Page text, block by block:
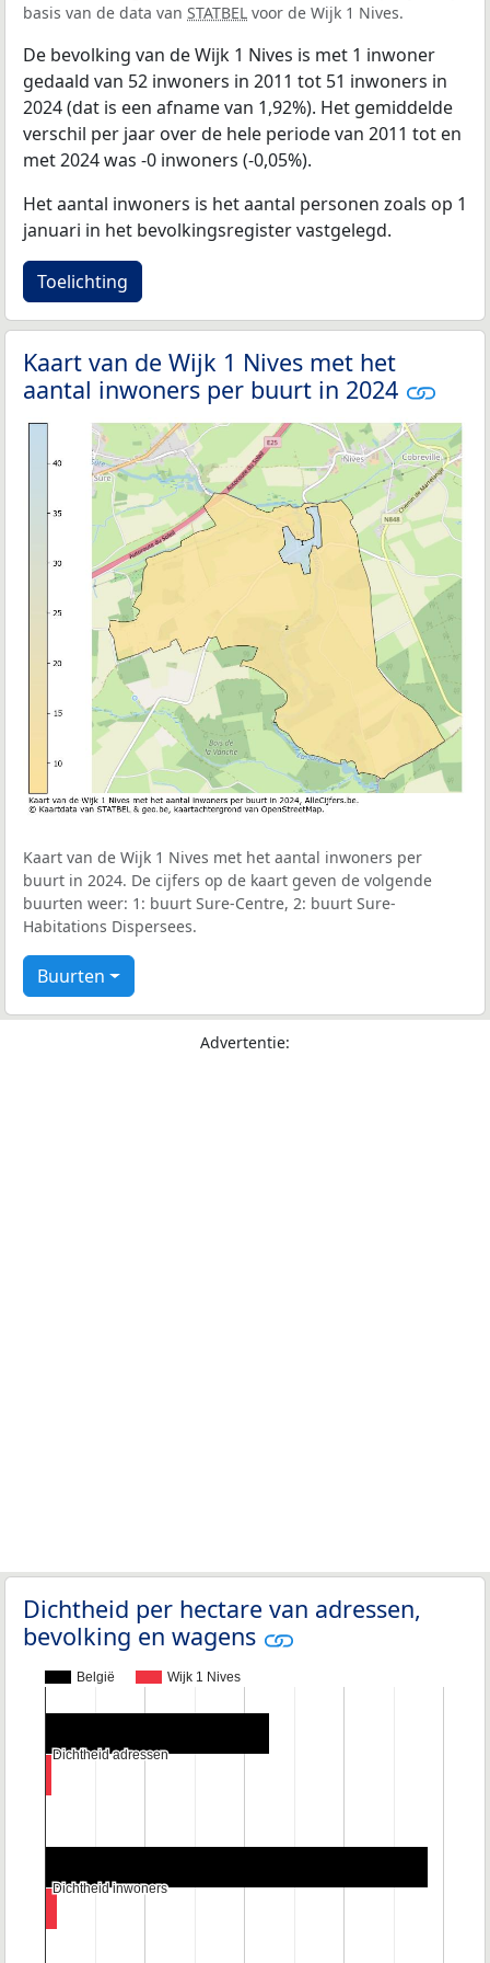
basis van de data van STATBEL voor de Wijk 1 Nives.
De bevolking van de Wijk 1 Nives is met 1 inwoner
gedaald van 52 inwoners in 2011 tot 51 inwoners in
2024 (dat is een afname van 1,92%). Het gemiddelde
verschil per jaar over de hele periode van 2011 tot en
met 2024 was -0 inwoners (-0,05%).
Het aantal inwoners is het aantal personen zoals op 1
januari in het bevolkingsregister vastgelegd.
Toelichting
Kaart van de Wijk 1 Nives met het
aantal inwoners per buurt in 2024
Kaart van de Wijk 1 Nives met het aantal inwoners per
buurt in 2024. De cijfers op de kaart geven de volgende
buurten weer: 1: buurt Sure-Centre, 2: buurt Sure-
Habitations Dispersees.
Buurten
Advertentie:
Dichtheid per hectare van adressen,
bevolking en wagens
België Wijk 1 Nives
Dichtheid adressen
Dichtheid adressen
Dichtheid inwoners
Dichtheid inwoners